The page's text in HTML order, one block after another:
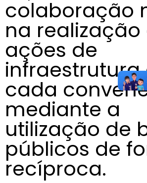
colaboração
na realização
ações de
infraestrutura
cada
mediante a
utilização de
públicos de
recíproca.